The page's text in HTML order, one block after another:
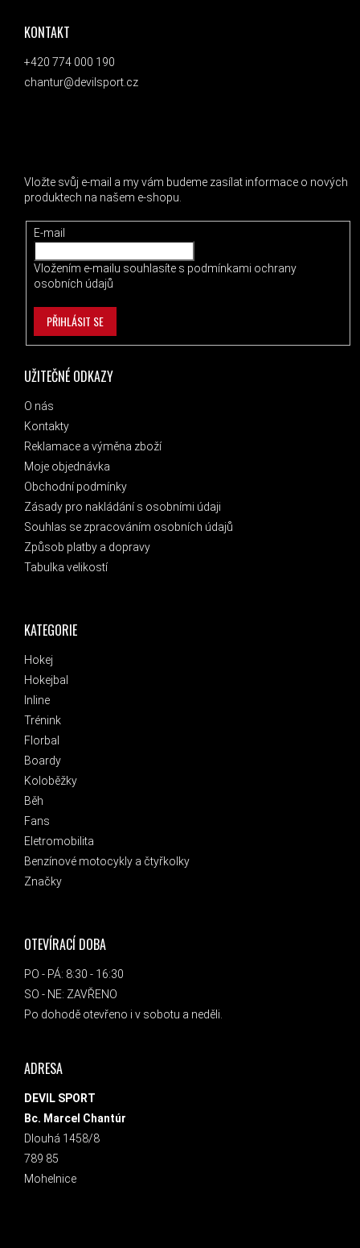
KATEGORIE
Hokej
Hokejbal
Inline
Trénink
Florbal
Boardy
Koloběžky
Běh
Fans
Eletromobilita
Benzínové motocykly a čtyřkolky
Značky
UŽITEČNÉ ODKAZY
O nás
Kontakty
Reklamace a výměna zboží
Moje objednávka
Obchodní podmínky
Zásady pro nakládání s osobními údaji
Souhlas se zpracováním osobních údajů
Způsob platby a dopravy
Tabulka velikostí
OTEVÍRACÍ DOBA
PO - PÁ: 8:30 - 16:30
SO - NE: ZAVŘENO
Po dohodě otevřeno i v sobotu a neděli.
ADRESA
DEVIL SPORT
Bc. Marcel Chantúr
Dlouhá 1458/8
789 85
Mohelnice
KONTAKT
+420 774 000 190
chantur@devilsport.cz
Vložte svůj e-mail a my vám budeme zasílat informace o nových
produktech na našem e-shopu.
E-mail
Vložením e-mailu souhlasíte s podmínkami ochrany
osobních údajů
PŘIHLÁSIT SE